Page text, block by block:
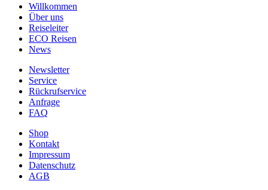
Willkommen
Über uns
Reiseleiter
ECO Reisen
News
Newsletter
Service
Rückrufservice
Anfrage
FAQ
Shop
Kontakt
Impressum
Datenschutz
AGB